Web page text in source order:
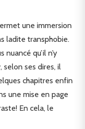
une immersion
ladite transphobie.
qu’il n’y
selon ses dires, il
chapitres enfin
une mise en page
En cela, le